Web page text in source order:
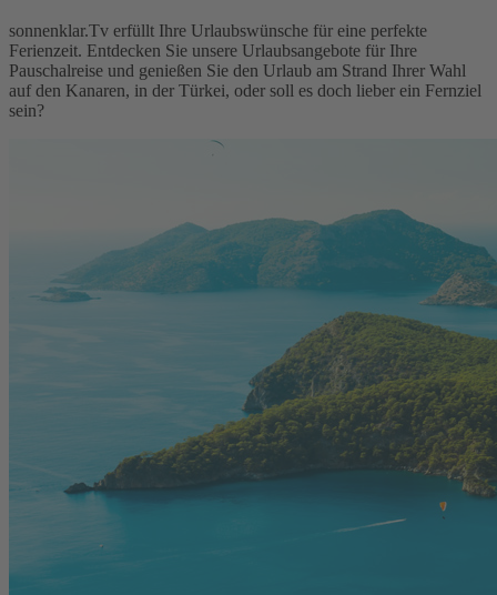
sonnenklar.Tv erfüllt Ihre Urlaubswünsche für eine perfekte
Ferienzeit. Entdecken Sie unsere Urlaubsangebote für Ihre
Pauschalreise und genießen Sie den Urlaub am Strand Ihrer Wahl
auf den Kanaren, in der Türkei, oder soll es doch lieber ein Fernziel
sein?